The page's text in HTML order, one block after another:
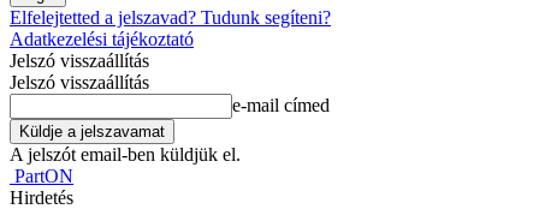
Elfelejtetted a jelszavad? Tudunk segíteni?
Adatkezelési tájékoztató
Jelszó visszaállítás
Jelszó visszaállítás
e-mail címed
A jelszót email-ben küldjük el.
PartON
Hirdetés